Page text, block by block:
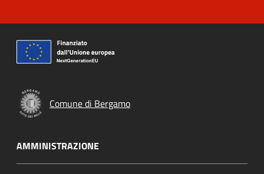
Comune di Bergamo
AMMINISTRAZIONE